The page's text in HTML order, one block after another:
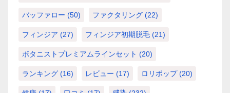
バッファロー (50) ファクタリング (22)
フィンジア (27) フィンジア初期脱毛 (21)
ボタニストプレミアムラインセット (20)
ランキング (16) レビュー (17) ロリポップ(20)